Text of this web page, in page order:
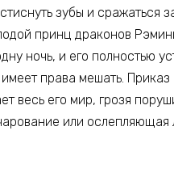
зубы и сражаться
принц драконов
ночь, и его полностью
права мешать.
весь его мир, грозя
или ослепляющая